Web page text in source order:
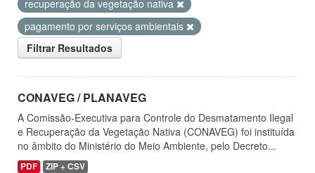
recuperação da vegetação nativa
pagamento por serviços ambientais
Filtrar Resultados
CONAVEG / PLANAVEG
A Comissão-Executiva para Controle do Desmatamento Ilegal
e Recuperação da Vegetação Nativa (CONAVEG) foi instituída
no âmbito do Ministério do Meio Ambiente, pelo Decreto...
PDF ZIP + CSV